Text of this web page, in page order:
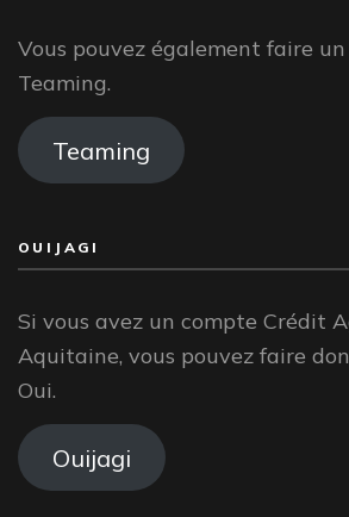
Vous pouvez également faire
Teaming.
Teaming
OUIJAGI
Si vous avez un compte Crédit
Aquitaine, vous pouvez faire
Oui.
Ouijagi